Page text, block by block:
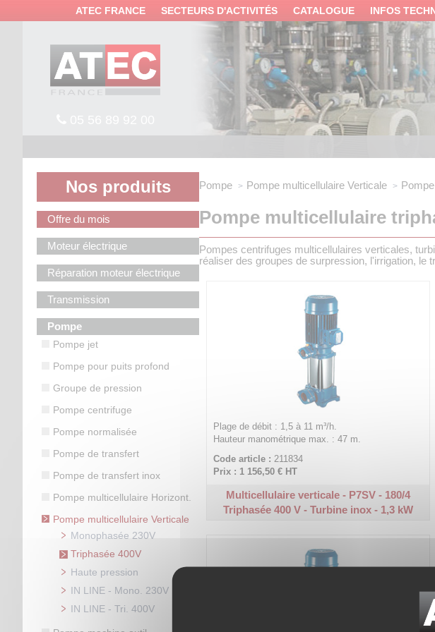
ATEC FRANCE SECTEURS D'ACTIVITÉS CATALOGUE INFOS
Nos produits
Offre du mois
Moteur électrique
Réparation moteur électrique
Transmission
Pompe
Pompe jet
Pompe pour puits profond
Groupe de pression
Pompe centrifuge
Pompe normalisée
Pompe de transfert
Pompe de transfert inox
Pompe multicellulaire Horizont.
Pompe multicellulaire Verticale
Monophasée 230V
Triphasée 400V
Haute pression
IN LINE - Mono. 230V
IN LINE - Tri. 400V
Pompe Pompe multicellulaire Verticale
Pompe multicellulaire
Pompes centrifuges multicellulaires verticales,
réaliser des groupes de surpression, l'irrigation, le
Plage de débit : 1,5 à 11 m³/h.
Hauteur manométrique max. : 47 m.
Code article : 211834
Prix : 1 156,50 € HT
Multicellulaire verticale - P7SV - 180/4
Triphasée 400 V - Turbine inox - 1,3 kW
Panneau de gestion des cookies